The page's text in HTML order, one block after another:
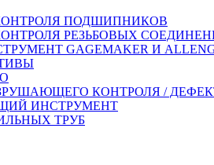
ПОДШИПНИКОВ
РЕЗЬБОВЫХ
GAGEMAKER И
КОНТРОЛЯ /
ИНСТРУМЕНТ
ТРУБ